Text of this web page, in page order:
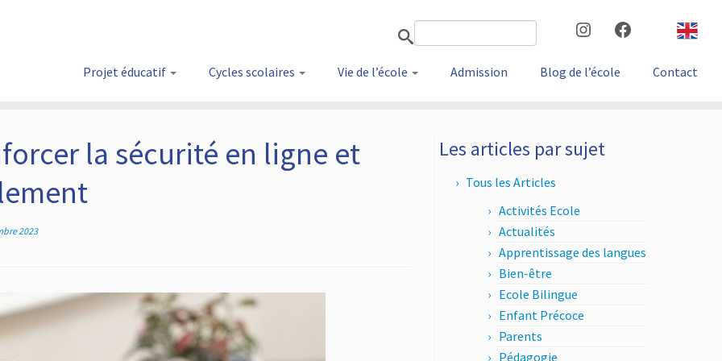
Facebook
Instagram
Projet éducatif Cycles scolaires Vie de l’école Admission Blog de l’école Contact
la sécurité en ligne et
2023
Les articles par sujet
Tous les Articles
Activités Ecole
Actualités
Apprentissage des langues
Bien-être
Ecole Bilingue
Enfant Précoce
Parents
Pédagogie